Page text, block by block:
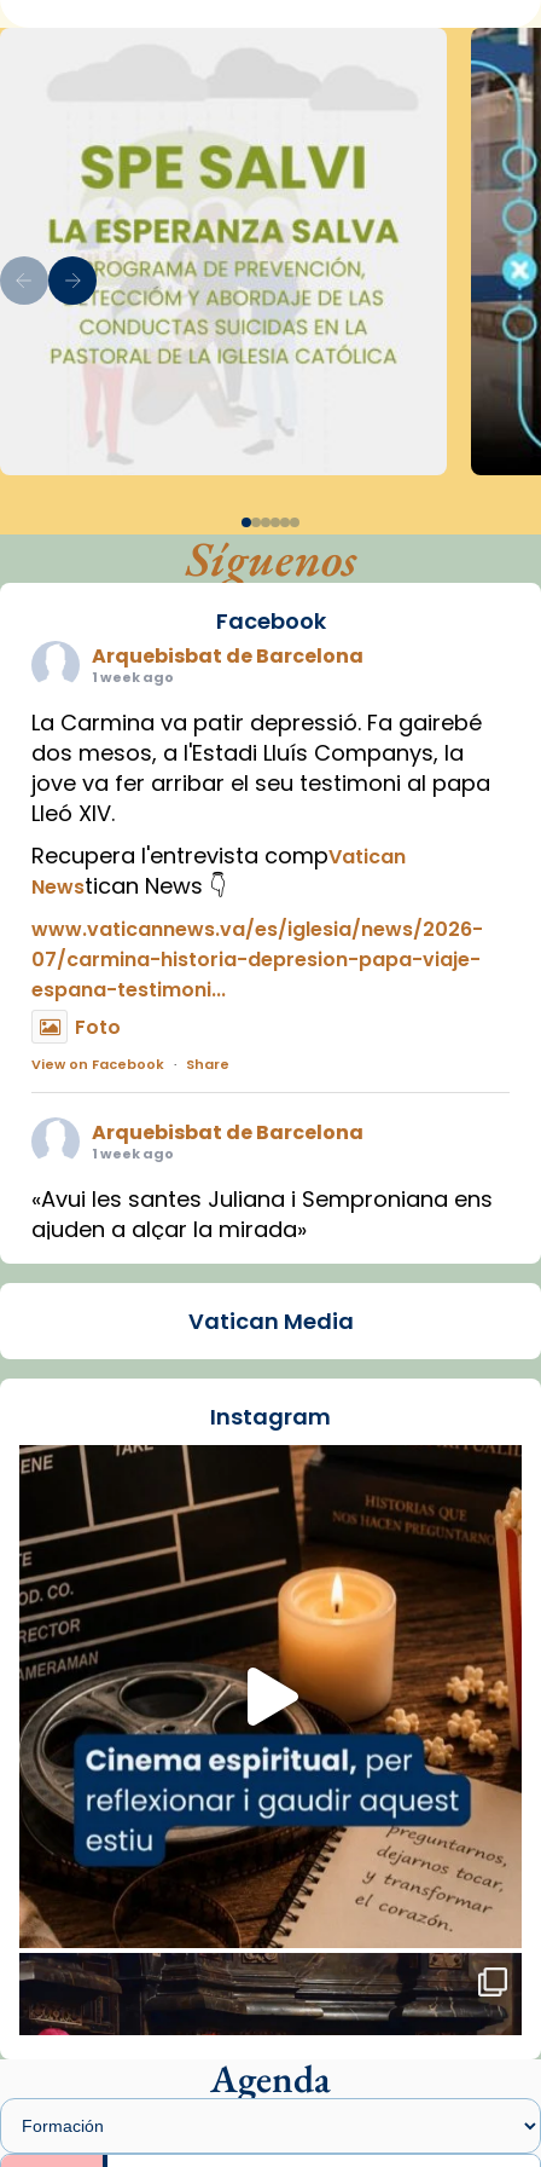
Síguenos
Facebook
Arquebisbat de Barcelona
1 week ago
La Carmina va patir depressió. Fa gairebé
dos mesos, a l'Estadi Lluís Companys, la
jove va fer arribar el seu testimoni al papa
Lleó XIV.
Recupera l'entrevista compVatican
Newstican News 👇
www.vaticannews.va/es/iglesia/news/2026-
07/carmina-historia-depresion-papa-viaje-
espana-testimoni...
Foto
View on Facebook · Share
Arquebisbat de Barcelona
1 week ago
«Avui les santes Juliana i Semproniana ens
ajuden a alçar la mirada»
Mons. Sergi Gordo, bisbe de Tortosa, ha
Santes de Mataró.
🔗tinyurl.com/cvu5jmbk
Foto
View on Facebook Share
Arquebisbat de Barcelonais at Catedral
de Barcelona.
1 week ago
Aquest dilluns, 27 de juliol, ha tingut lloc la
missa d’acció de gràcies en agraïment al
comitè organitzador de la visita apostòlica
del Sant Pare Lleó XIV a Barcelona, i als
col·laboradors, a la Catedral de Barcelona.
L’arquebisbe de Barcelona, el cardenal Joan
Josep Omella, ha presidit la missa i l’ha
concelebrat el bisbe auxiliar de Barcelona,
Mons. David Abadías.
📸 Dr. G. Simón
Foto
View on Facebook Share
Arquebisbat de Barcelona
2 weeks ago
Memòria de les santes Juliana i
Vatican Media
Instagram
Agenda